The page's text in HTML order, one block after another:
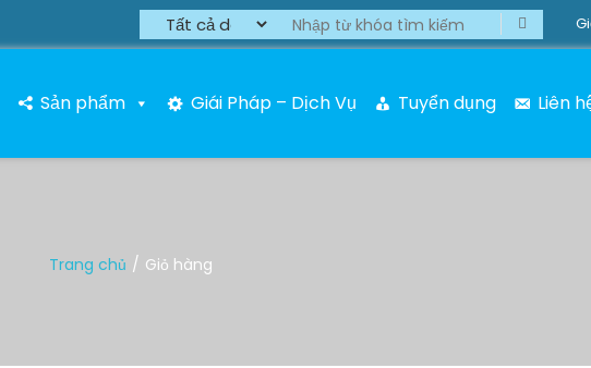
Sản phẩm Giái Pháp – Dịch Vụ Tuyển dụng Liên
Trang chủ Giỏ hàng